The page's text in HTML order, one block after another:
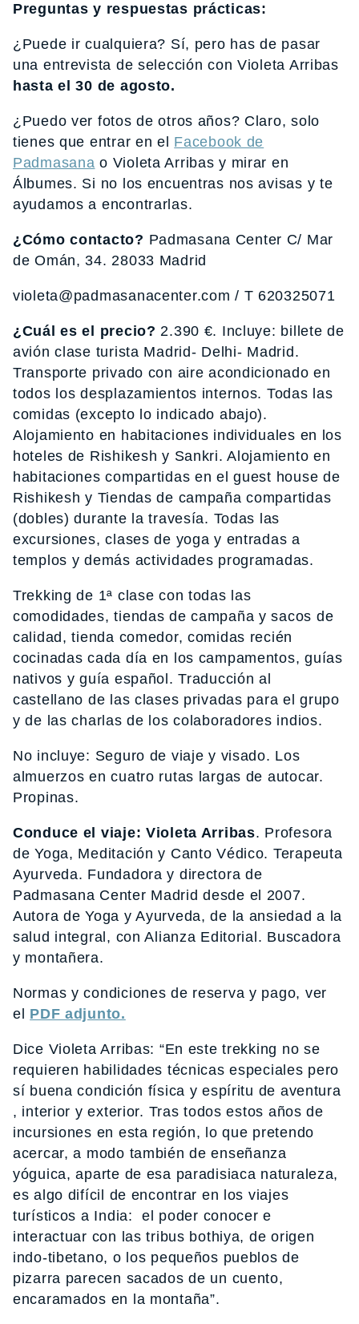
Preguntas y respuestas prácticas:
¿Puede ir cualquiera? Sí, pero has de pasar
una entrevista de selección con Violeta Arribas
hasta el 30 de agosto.
¿Puedo ver fotos de otros años? Claro, solo
tienes que entrar en el Facebook de
Padmasana o Violeta Arribas y mirar en
Álbumes. Si no los encuentras nos avisas y te
ayudamos a encontrarlas.
¿Cómo contacto? Padmasana Center C/ Mar
de Omán, 34. 28033 Madrid
violeta@padmasanacenter.com / T 620325071
¿Cuál es el precio? 2.390 €. Incluye: billete de
avión clase turista Madrid- Delhi- Madrid.
Transporte privado con aire acondicionado en
todos los desplazamientos internos. Todas las
comidas (excepto lo indicado abajo).
Alojamiento en habitaciones individuales en los
hoteles de Rishikesh y Sankri. Alojamiento en
habitaciones compartidas en el guest house de
Rishikesh y Tiendas de campaña compartidas
(dobles) durante la travesía. Todas las
excursiones, clases de yoga y entradas a
templos y demás actividades programadas.
Trekking de 1ª clase con todas las
comodidades, tiendas de campaña y sacos de
calidad, tienda comedor, comidas recién
cocinadas cada día en los campamentos, guías
nativos y guía español. Traducción al
castellano de las clases privadas para el grupo
y de las charlas de los colaboradores indios.
No incluye: Seguro de viaje y visado. Los
almuerzos en cuatro rutas largas de autocar.
Propinas.
Conduce el viaje: Violeta Arribas. Profesora
de Yoga, Meditación y Canto Védico. Terapeuta
Ayurveda. Fundadora y directora de
Padmasana Center Madrid desde el 2007.
Autora de Yoga y Ayurveda, de la ansiedad a la
salud integral, con Alianza Editorial. Buscadora
y montañera.
Normas y condiciones de reserva y pago, ver
el PDF adjunto.
Dice Violeta Arribas: “En este trekking no se
requieren habilidades técnicas especiales pero
sí buena condición física y espíritu de aventura
, interior y exterior. Tras todos estos años de
incursiones en esta región, lo que pretendo
acercar, a modo también de enseñanza
yóguica, aparte de esa paradisiaca naturaleza,
es algo difícil de encontrar en los viajes
turísticos a India: el poder conocer e
interactuar con las tribus bothiya, de origen
indo-tibetano, o los pequeños pueblos de
pizarra parecen sacados de un cuento,
encaramados en la montaña”.